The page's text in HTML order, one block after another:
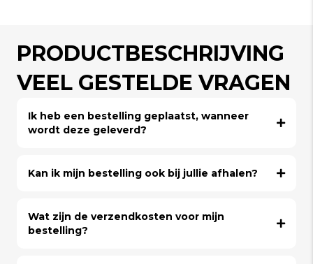
PRODUCTBESCHRIJVING
VEEL GESTELDE VRAGEN
Ik heb een bestelling geplaatst, wanneer
wordt deze geleverd?
Kan ik mijn bestelling ook bij jullie afhalen?
Wat zijn de verzendkosten voor mijn
bestelling?